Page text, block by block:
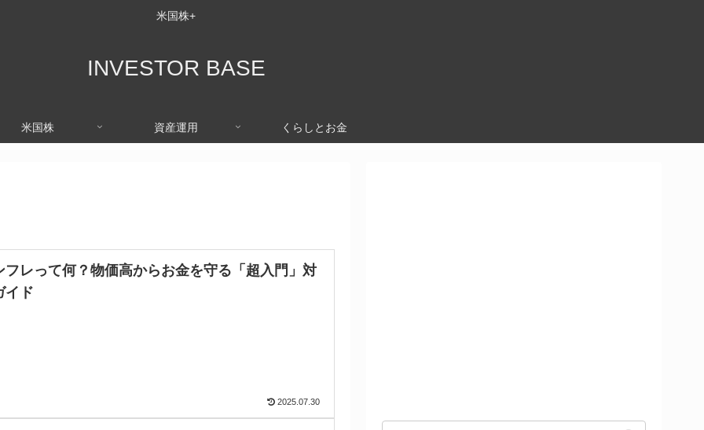
米国株+
INVESTOR BASE
米国株 資産運用 くらしとお金
フレって何？物価高からお金を守る「超入門」対
イド
2025.07.30